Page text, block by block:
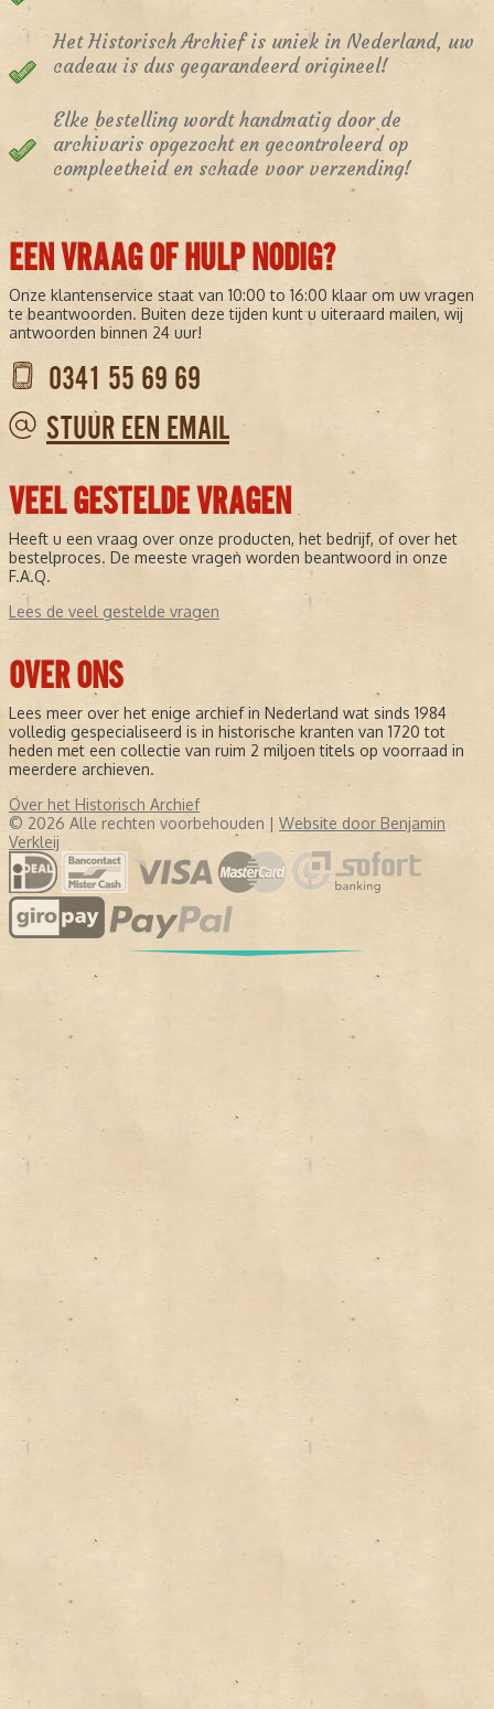
Het Historisch Archief is uniek in Nederland, uw
cadeau is dus gegarandeerd origineel!
Elke bestelling wordt handmatig door de
archivaris opgezocht en gecontroleerd op
compleetheid en schade voor verzending!
EEN VRAAG OF HULP NODIG?
Onze klantenservice staat van 10:00 to 16:00 klaar om uw vragen
te beantwoorden. Buiten deze tijden kunt u uiteraard mailen, wij
antwoorden binnen 24 uur!
0341 55 69 69
STUUR EEN EMAIL
VEEL GESTELDE VRAGEN
Heeft u een vraag over onze producten, het bedrijf, of over het
bestelproces. De meeste vragen worden beantwoord in onze
F.A.Q.
Lees de veel gestelde vragen
OVER ONS
Lees meer over het enige archief in Nederland wat sinds 1984
volledig gespecialiseerd is in historische kranten van 1720 tot
heden met een collectie van ruim 2 miljoen titels op voorraad in
meerdere archieven.
Over het Historisch Archief
© 2026 Alle rechten voorbehouden | Website door Benjamin
Verkleij